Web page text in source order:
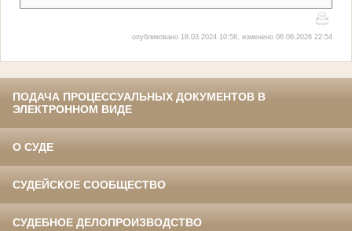
опубликовано 18.03.2024 10:58, изменено 06.06.2026 22:54
ПОДАЧА ПРОЦЕССУАЛЬНЫХ ДОКУМЕНТОВ В
ЭЛЕКТРОННОМ ВИДЕ
О СУДЕ
СУДЕЙСКОЕ СООБЩЕСТВО
СУДЕБНОЕ ДЕЛОПРОИЗВОДСТВО